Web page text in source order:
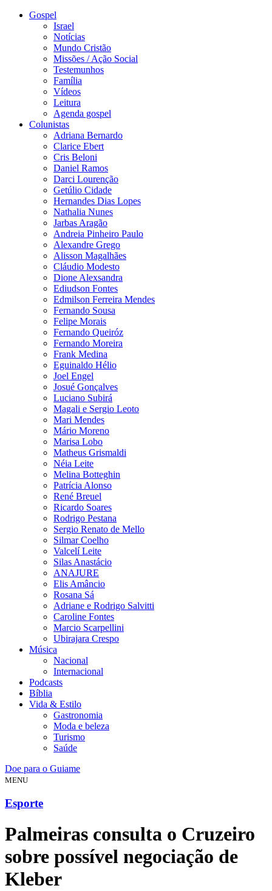
Gospel
Israel
Notícias
Mundo Cristão
Missões / Ação Social
Testemunhos
Família
Vídeos
Leitura
Agenda gospel
Colunistas
Adriana Bernardo
Clarice Ebert
Cris Beloni
Daniel Ramos
Darci Lourenção
Getúlio Cidade
Hernandes Dias Lopes
Nathalia Nunes
Jarbas Aragão
Andreia Pinheiro Paulo
Alexandre Grego
Alisson Magalhães
Cláudio Modesto
Dione Alexsandra
Ediudson Fontes
Edmilson Ferreira Mendes
Fernando Sousa
Felipe Morais
Fernando Queiróz
Fernando Moreira
Frank Medina
Eguinaldo Hélio
Joel Engel
Josué Gonçalves
Luciano Subirá
Magali e Sergio Leoto
Mari Mendes
Mário Moreno
Marisa Lobo
Matheus Grismaldi
Néia Leite
Melina Botteghin
Patrícia Alonso
René Breuel
Ricardo Soares
Rodrigo Pestana
Sergio Renato de Mello
Silmar Coelho
Valcelí Leite
Silas Anastácio
ANAJURE
Elis Amâncio
Rosana Sá
Adriane e Rodrigo Salvitti
Caroline Fontes
Marcio Scarpellini
Ubirajara Crespo
Música
Nacional
Internacional
Podcasts
Bíblia
Vida & Estilo
Gastronomia
Moda e beleza
Turismo
Saúde
Doe para o Guiame
MENU
Esporte
Palmeiras consulta o Cruzeiro
sobre possível negociação de
Kleber